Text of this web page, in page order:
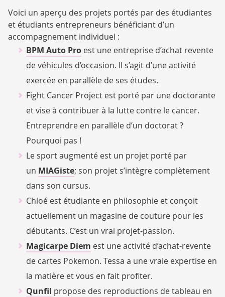
Voici un aperçu des projets portés par des étudiantes
et étudiants entrepreneurs bénéficiant d’un
accompagnement individuel :
BPM Auto Proest une entreprise d’achat revente
de véhicules d’occasion. Il s’agit d’une activité
exercée en parallèle de ses études.
Fight Cancer Project est porté par une doctorante
et vise à contribuer à la lutte contre le cancer.
Entreprendre en parallèle d’un doctorat ?
Pourquoi pas !
Le sport augmenté est un projet porté par
un MIAGiste; son projet s’intègre complètement
dans son cursus.
Chloé est étudiante en philosophie et conçoit
actuellement un magasine de couture pour les
débutants. C’est un vrai projet-passion.
Magicarpe Diem est une activité d’achat-revente
de cartes Pokemon. Tessa a une vraie expertise en
la matière et vous en fait profiter.
Qunfil propose des reproductions de tableau en